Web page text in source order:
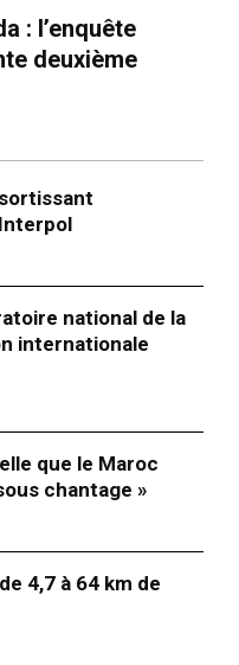
: l’enquête
deuxième
national de la
internationale
que le Maroc
chantage »
4,7 à 64 km de